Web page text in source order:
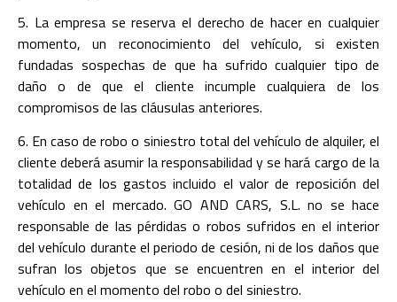
5. La empresa se reserva el derecho de hacer en cualquier
momento, un reconocimiento del vehículo, si existen
fundadas sospechas de que ha sufrido cualquier tipo de
daño o de que el cliente incumple cualquiera de los
compromisos de las cláusulas anteriores.
6. En caso de robo o siniestro total del vehículo de alquiler, el
cliente deberá asumir la responsabilidad y se hará cargo de la
totalidad de los gastos incluido el valor de reposición del
vehículo en el mercado. GO AND CARS, S.L. no se hace
responsable de las pérdidas o robos sufridos en el interior
del vehículo durante el periodo de cesión, ni de los daños que
sufran los objetos que se encuentren en el interior del
vehículo en el momento del robo o del siniestro.